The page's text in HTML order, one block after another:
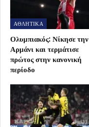
ΑΘΛΗΤΙΚΑ
Ολυμπιακός: Νίκησε την
Αρμάνι και τερμάτισε
πρώτος στην κανονική
περίοδο